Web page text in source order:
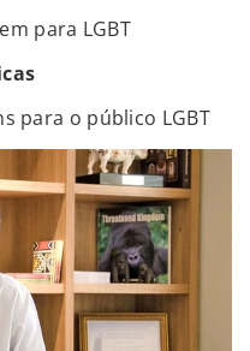
para LGBT
para o público LGBT